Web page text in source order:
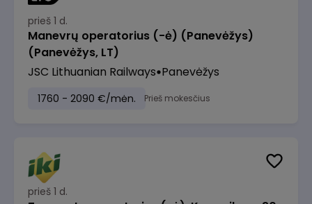
prieš 1 d.
Manevrų operatorius (-ė) (Panevėžys)
(Panevėžys, LT)
JSC Lithuanian Railways Panevėžys
1760 - 2090 €/mėn. Prieš mokesčius
prieš 1 d.